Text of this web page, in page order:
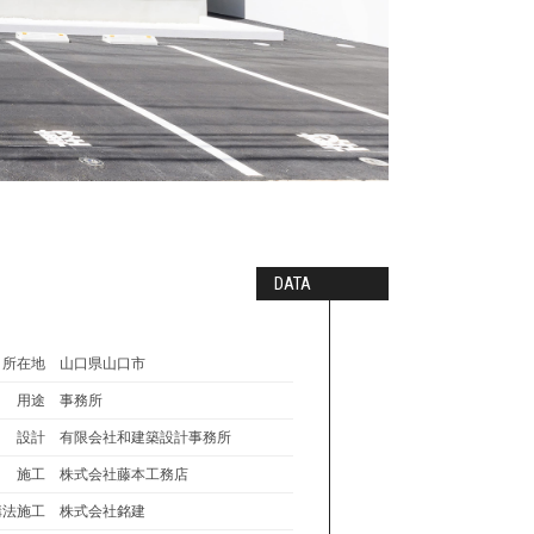
DATA
所在地 山口県山口市
用途 事務所
設計 有限会社和建築設計事務所
施工 株式会社藤本工務店
施工 株式会社銘建